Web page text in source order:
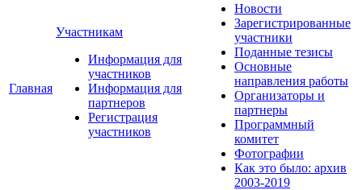
Главная
Участникам
Информация для
участников
Информация для
партнеров
Регистрация
участников
Новости
Зарегистрированные
участники
Поданные тезисы
Основные
направления работы
Организаторы и
партнеры
Программный
комитет
Фотографии
Как это было: архив
2003-2019